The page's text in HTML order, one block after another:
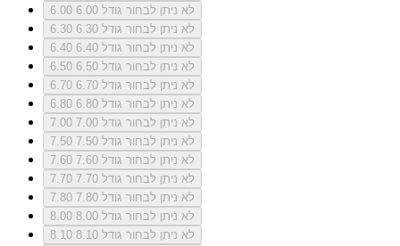
6.00
לא ניתן לבחור גודל 6.00
6.30
לא ניתן לבחור גודל 6.30
6.40
לא ניתן לבחור גודל 6.40
6.50
לא ניתן לבחור גודל 6.50
6.70
לא ניתן לבחור גודל 6.70
6.80
לא ניתן לבחור גודל 6.80
7.00
לא ניתן לבחור גודל 7.00
7.50
לא ניתן לבחור גודל 7.50
7.60
לא ניתן לבחור גודל 7.60
7.70
לא ניתן לבחור גודל 7.70
7.80
לא ניתן לבחור גודל 7.80
8.00
לא ניתן לבחור גודל 8.00
8.10
לא ניתן לבחור גודל 8.10